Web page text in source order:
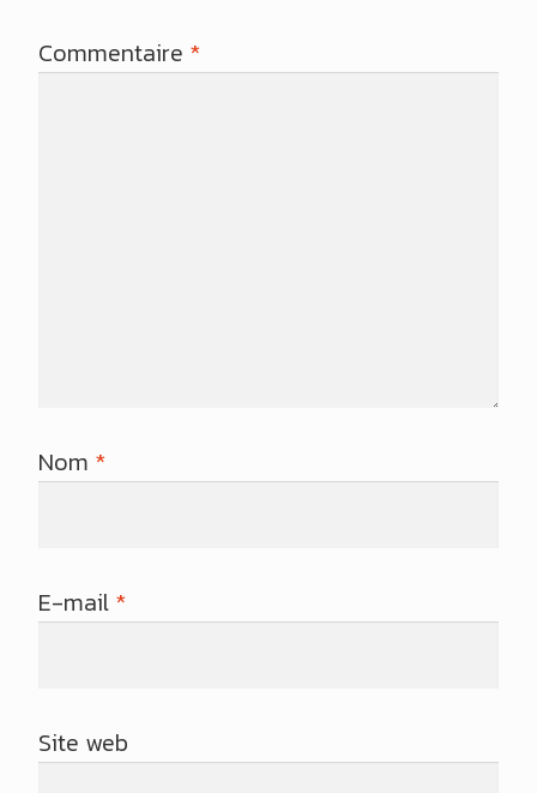
Commentaire *
Nom *
E-mail *
Site web